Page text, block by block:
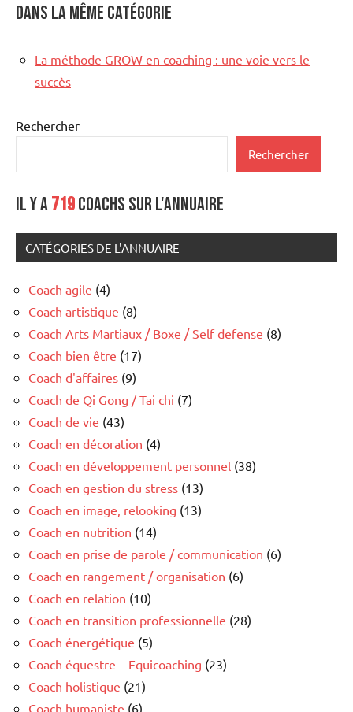
Dans la même catégorie
La méthode GROW en coaching : une voie vers le
succès
Rechercher
Rechercher
Il y a719coachs sur l'annuaire
CATÉGORIES DE L'ANNUAIRE
Coach agile (4)
Coach artistique (8)
Coach Arts Martiaux / Boxe / Self defense (8)
Coach bien être (17)
Coach d'affaires (9)
Coach de Qi Gong / Tai chi (7)
Coach de vie (43)
Coach en décoration (4)
Coach en développement personnel (38)
Coach en gestion du stress (13)
Coach en image, relooking (13)
Coach en nutrition (14)
Coach en prise de parole / communication (6)
Coach en rangement / organisation (6)
Coach en relation (10)
Coach en transition professionnelle (28)
Coach énergétique (5)
Coach équestre – Equicoaching (23)
Coach holistique (21)
Coach humaniste (6)